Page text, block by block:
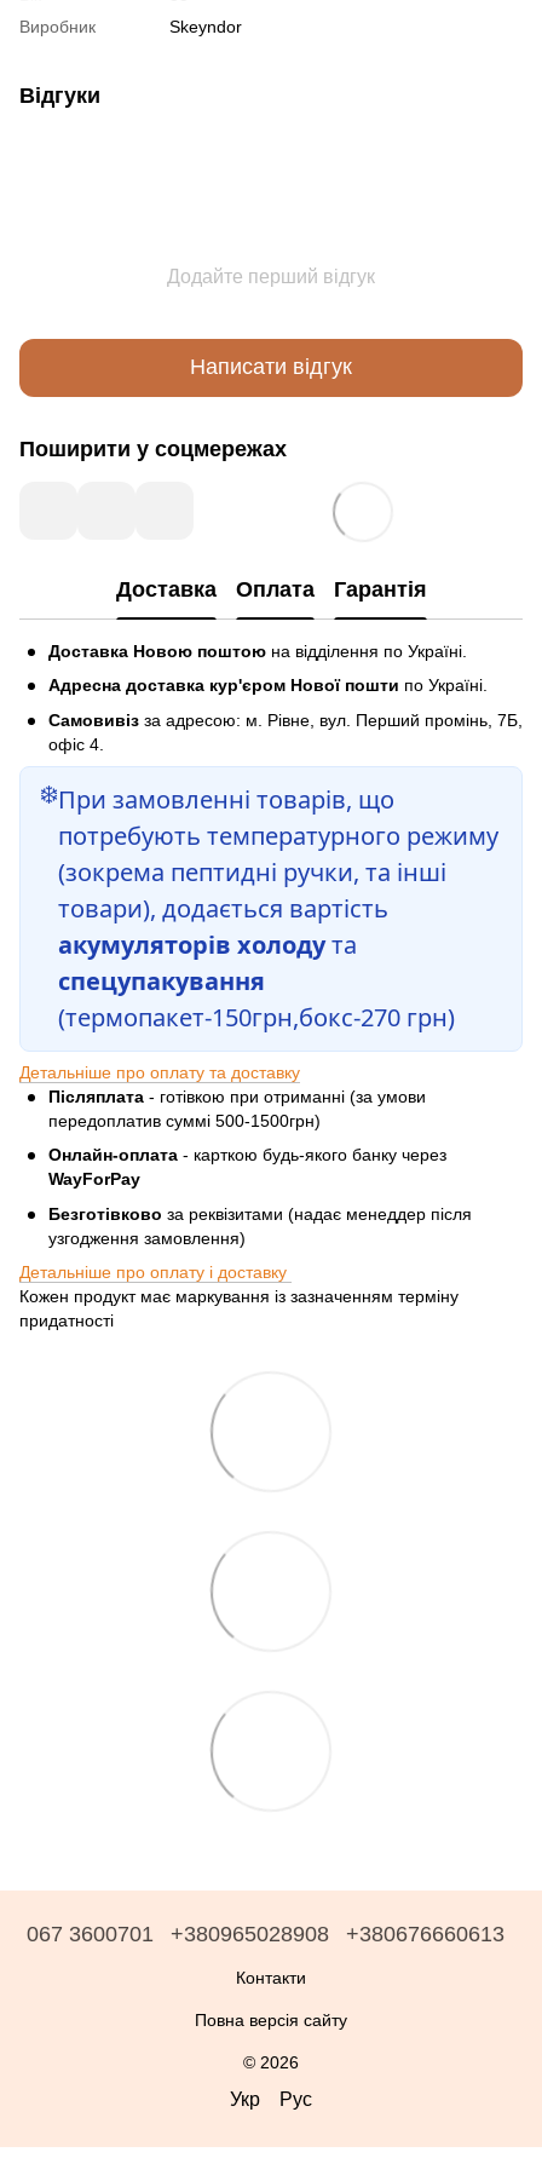
Виробник
Skeyndor
Відгуки
Додайте перший відгук
Написати відгук
Поширити у соцмережах
Доставка Оплата Гарантія
Доставка Новою поштою на відділення по Україні.
Адресна доставка кур'єром Нової пошти по Україні.
Самовивіз за адресою: м. Рівне, вул. Перший промінь, 7Б,
офіс 4.
❄️При замовленні товарів, що
потребують температурного режиму
(зокрема пептидні ручки, та інші
товари), додається вартість
акумуляторів холодута
спецупакування
(термопакет-150грн,бокс-270 грн)
Детальніше про оплату та доставку
Післяплата - готівкою при отриманні (за умови
передоплатив суммі 500-1500грн)
Онлайн-оплата - карткою будь-якого банку через
WayForPay
Безготівково за реквізитами (надає менеддер після
узгодження замовлення)
Детальніше про оплату і доставку
Кожен продукт має маркування із зазначенням терміну
придатності
067 3600701 +380965028908 +380676660613
Контакти
Повна версія сайту
© 2026
Укр Рус